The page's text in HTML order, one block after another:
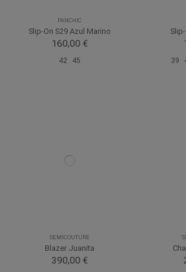
PANCHIC
Slip-On S29 Azul Marino
160,00 €
42 45 39
SEMICOUTURE
Blazer Juanita
390,00 €